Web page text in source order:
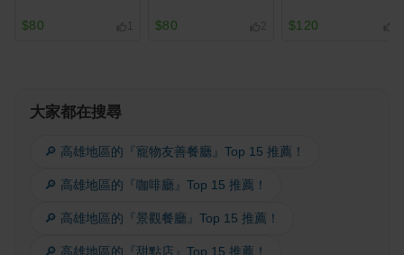
$80 $80 2 $120
大家都在搜尋
🔎 高雄地區的『寵物友善餐廳』Top 15 推薦！
🔎 高雄地區的『咖啡廳』Top 15 推薦！
🔎 高雄地區的『景觀餐廳』Top 15 推薦！
🔎 高雄地區的『甜點店』Top 15 推薦！